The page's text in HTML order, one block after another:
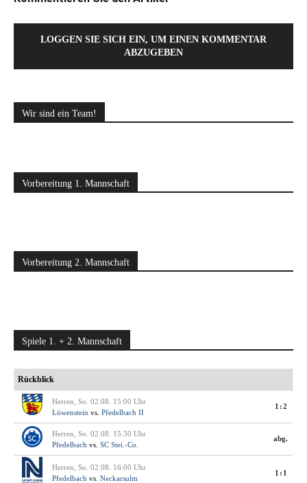
LOGGEN SIE SICH EIN, UM EINEN KOMMENTAR
ABZUGEBEN
Wir sind ein Team!
Vorbereitung 1. Mannschaft
Vorbereitung 2. Mannschaft
Spiele 1. + 2. Mannschaft
Rückblick
Herren, So. 02.08. 15:00 Uhr
Löwenstein vs. Pfedelbach II
1:2
Herren, So. 02.08. 15:30 Uhr
Pfedelbach vs. SC Stei.-Co.
abg.
Herren, So. 02.08. 16:00 Uhr
Pfedelbach vs. Neckarsulm
1:1